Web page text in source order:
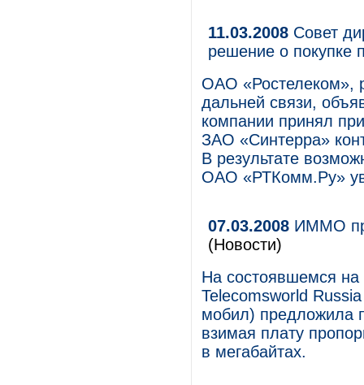
11.03.2008 Cовет
решение о покупке
ОАО «Ростелеком»,
дальней связи,
компании принял
ЗАО «Синтерра»
В результате
ОАО «РТКомм.Ру»
07.03.2008 ИММО
(Новости)
На состоявшемся
Telecomsworld
мобил) предложила
взимая плату
в мегабайтах.